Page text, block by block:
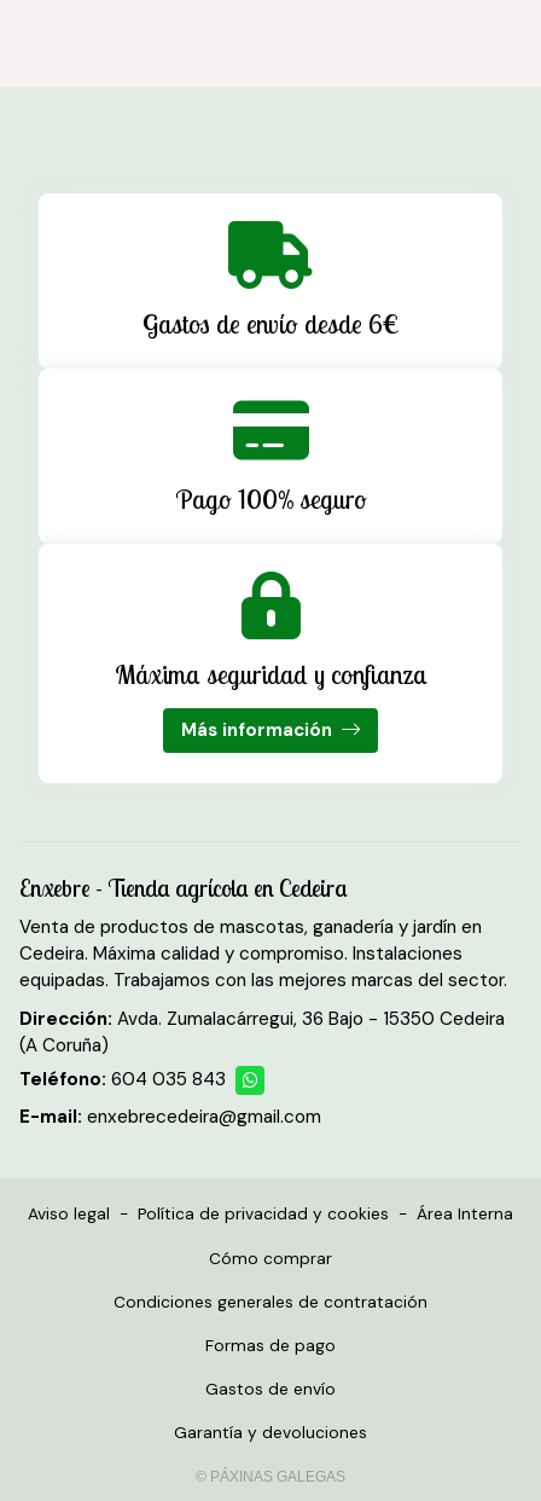
Gastos de envío desde 6€
Pago 100% seguro
Máxima seguridad y confianza
Más información
Enxebre - Tienda agrícola en Cedeira
Venta de productos de mascotas, ganadería y jardín en
Cedeira. Máxima calidad y compromiso. Instalaciones
equipadas. Trabajamos con las mejores marcas del sector.
Dirección: Avda. Zumalacárregui, 36 Bajo - 15350 Cedeira
(A Coruña)
Teléfono: 604 035 843
E-mail: enxebrecedeira@gmail.com
Aviso legal - Política de privacidad y cookies - Área Interna
Cómo comprar
Condiciones generales de contratación
Formas de pago
Gastos de envío
Garantía y devoluciones
© PÁXINAS GALEGAS